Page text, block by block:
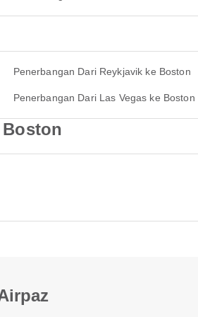
Penerbangan Dari Reykjavik ke Boston
Penerbangan Dari Las Vegas ke Boston